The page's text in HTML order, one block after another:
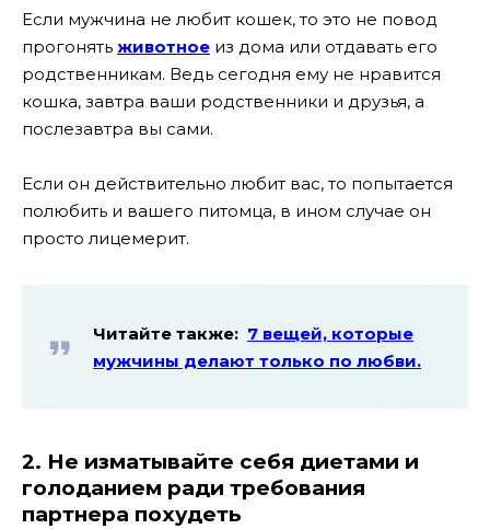
Если мужчина не любит кошек, то это не повод
прогонять животное из дома или отдавать его
родственникам. Ведь сегодня ему не нравится
кошка, завтра ваши родственники и друзья, а
послезавтра вы сами.
Если он действительно любит вас, то попытается
полюбить и вашего питомца, в ином случае он
просто лицемерит.
Читайте также: 7 вещей, которые
мужчины делают только по любви.
2. Не изматывайте себя диетами и
голоданием ради требования
партнера похудеть